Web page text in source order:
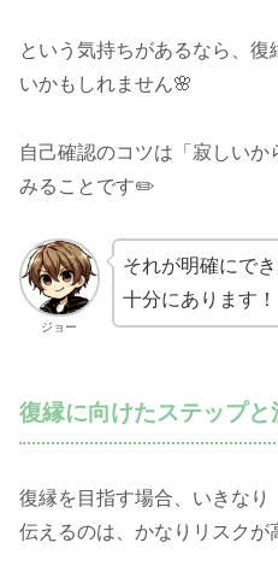
という気持ちがあるなら、
いかもしれません🌸
自己確認のコツは「寂しい
みることです✏️
ジョー
それが明確にで
十分にあります！
復縁に向けたステップと
復縁を目指す場合、いきなり
伝えるのは、かなりリスク